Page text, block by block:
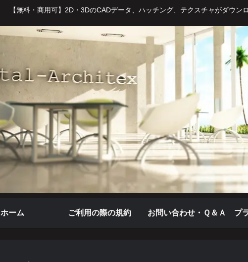
【無料・商用可】2D・3DのCADデータ、ハッチング、テクスチャがダウン
ホーム ご利用の際の規約 お問い合わせ・Ｑ＆Ａ プ